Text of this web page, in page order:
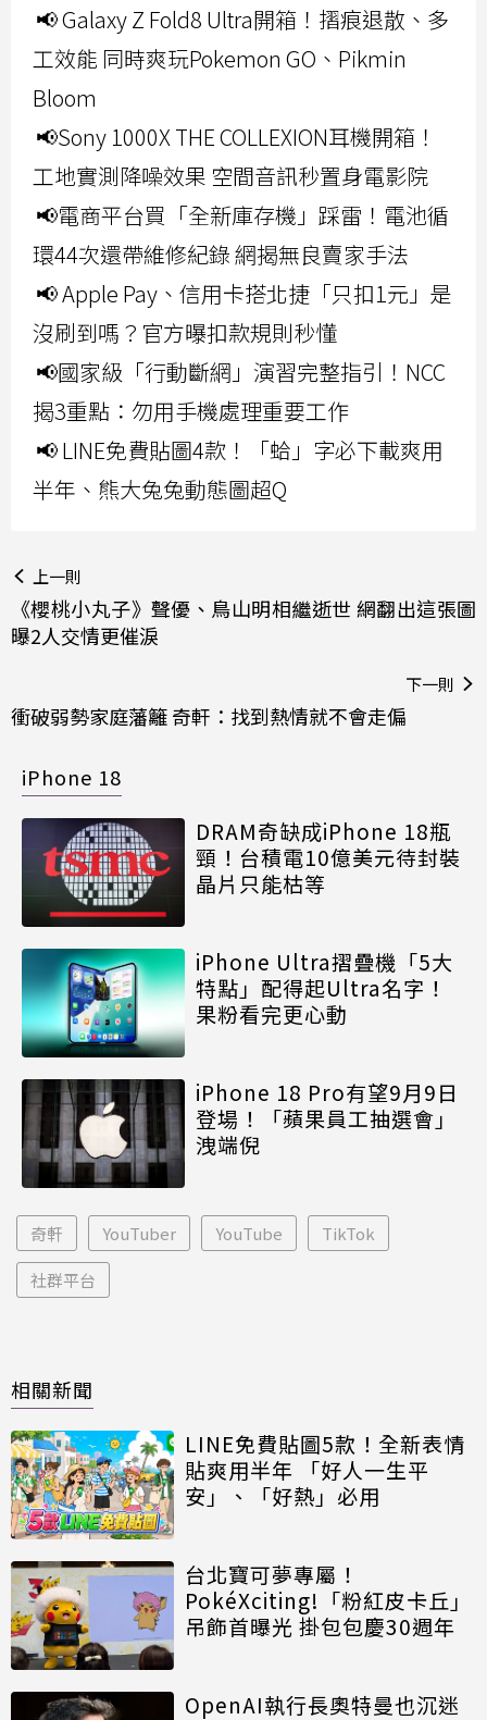
📢 Galaxy Z Fold8 Ultra開箱！摺痕退散、多
工效能 同時爽玩Pokemon GO、Pikmin
Bloom
📢Sony 1000X THE COLLEXION耳機開箱！
工地實測降噪效果 空間音訊秒置身電影院
📢電商平台買「全新庫存機」踩雷！電池循
環44次還帶維修紀錄 網揭無良賣家手法
📢 Apple Pay、信用卡搭北捷「只扣1元」是
沒刷到嗎？官方曝扣款規則秒懂
📢國家級「行動斷網」演習完整指引！NCC
揭3重點：勿用手機處理重要工作
📢 LINE免費貼圖4款！「蛤」字必下載爽用
半年、熊大兔兔動態圖超Q
上一則
《櫻桃小丸子》聲優、鳥山明相繼逝世 網翻出這張圖
曝2人交情更催淚
下一則
衝破弱勢家庭藩籬 奇軒：找到熱情就不會走偏
iPhone 18
DRAM奇缺成iPhone 18瓶
頸！台積電10億美元待封裝
晶片只能枯等
iPhone Ultra摺疊機「5大
特點」配得起Ultra名字！
果粉看完更心動
iPhone 18 Pro有望9月9日
登場！「蘋果員工抽選會」
洩端倪
奇軒 YouTuber YouTube TikTok
社群平台
相關新聞
LINE免費貼圖5款！全新表情
貼爽用半年 「好人一生平
安」、「好熱」必用
台北寶可夢專屬！
PokéXciting!「粉紅皮卡丘」
吊飾首曝光 掛包包慶30週年
OpenAI執行長奧特曼也沉迷